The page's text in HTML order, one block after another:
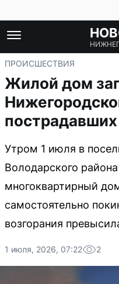
ПРОИСШЕСТВИЯ
Жилой дом
пострадавших
Утром 1 июля в
Володарского
многоквартирный
самостоятельно
возгорания
1 июля, 2026, 07:22 2